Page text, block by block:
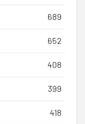
689
652
408
399
418